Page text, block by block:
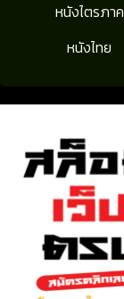
หนังไตรภาค
หนังไทย